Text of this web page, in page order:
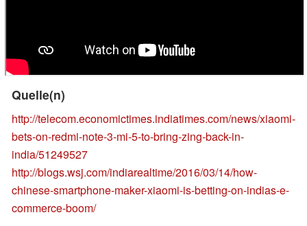
Quelle(n)
http://telecom.economictimes.indiatimes.com/news/xiaomi-
bets-on-redmi-note-3-mi-5-to-bring-zing-back-in-
india/51249527
http://blogs.wsj.com/indiarealtime/2016/03/14/how-
chinese-smartphone-maker-xiaomi-is-betting-on-indias-e-
commerce-boom/